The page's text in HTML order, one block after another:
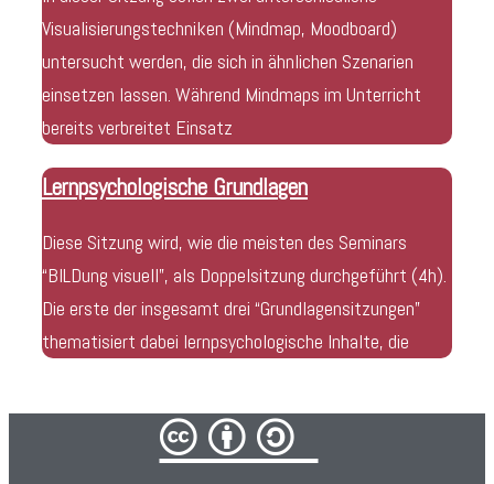
Visualisierungstechniken (Mindmap, Moodboard)
untersucht werden, die sich in ähnlichen Szenarien
einsetzen lassen. Während Mindmaps im Unterricht
bereits verbreitet Einsatz
Lernpsychologische Grundlagen
Diese Sitzung wird, wie die meisten des Seminars
“BILDung visuell”, als Doppelsitzung durchgeführt (4h).
Die erste der insgesamt drei “Grundlagensitzungen”
thematisiert dabei lernpsychologische Inhalte, die
cba/